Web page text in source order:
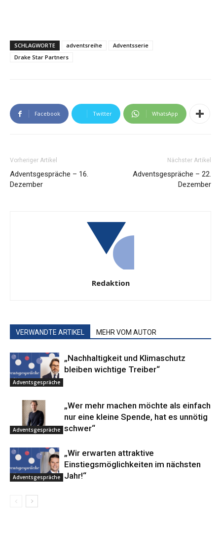
SCHLAGWORTE adventsreihe
Adventsserie
Drake Star Partners
Facebook Twitter WhatsApp
Vorheriger Artikel
Adventsgespräche – 16.
Dezember
Nächster Artikel
Adventsgespräche – 22.
Dezember
Redaktion
VERWANDTE ARTIKEL MEHR VOM AUTOR
Adventsgespräche
„Nachhaltigkeit und Klimaschutz
bleiben wichtige Treiber“
Adventsgespräche
„Wer mehr machen möchte als einfach
nur eine kleine Spende, hat es unnötig
schwer“
Adventsgespräche
„Wir erwarten attraktive
Einstiegsmöglichkeiten im nächsten
Jahr!“